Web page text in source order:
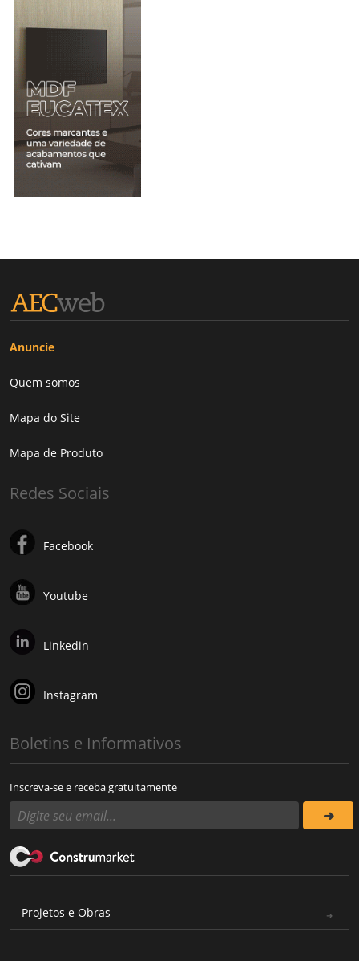
Anuncie
Quem somos
Mapa do Site
Mapa de Produto
Redes Sociais
Facebook
Youtube
Linkedin
Instagram
Boletins e Informativos
Inscreva-se e receba gratuitamente
Projetos e Obras